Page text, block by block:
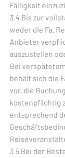
Fälligkeit
3.4 Bis zur
weder die Fa.
Anbieter
auszustellen
Bei
behält sich die
vor, die
kostenpflichtig
entsprechend
3.5 Bei der